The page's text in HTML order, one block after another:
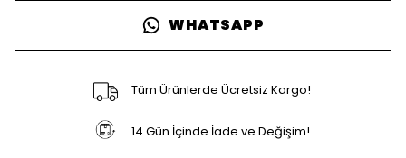
WHATSAPP
Tüm Ürünlerde Ücretsiz Kargo!
14 Gün İçinde İade ve Değişim!